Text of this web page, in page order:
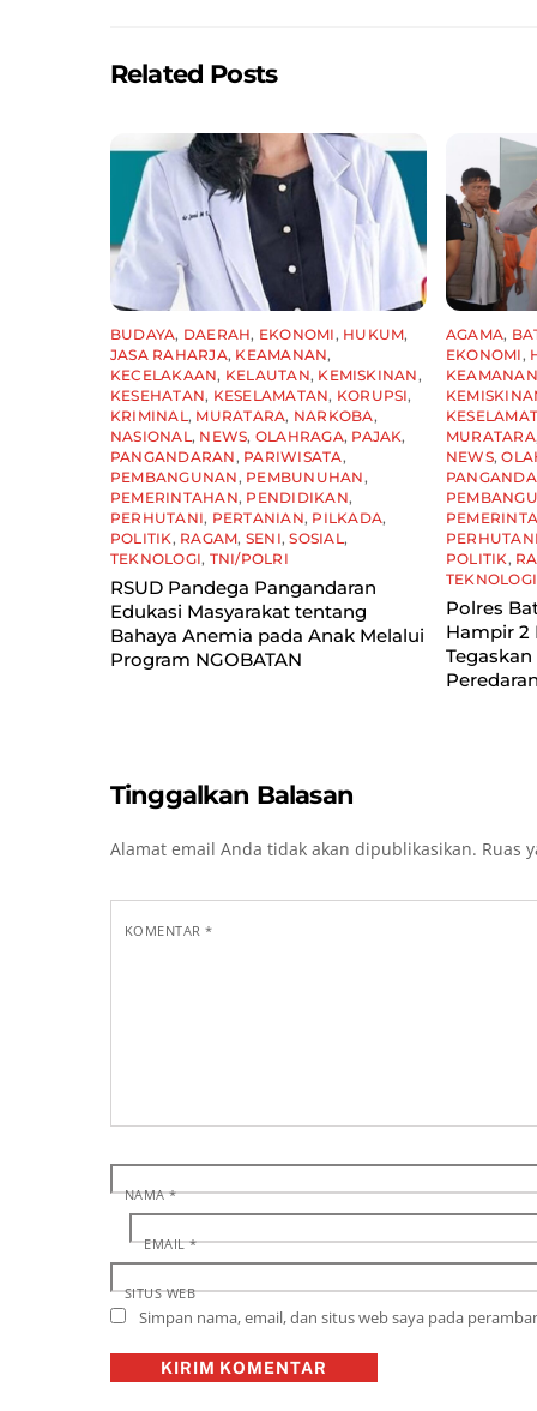
k
Related Posts
BUDAYA, DAERAH, EKONOMI, HUKUM,
JASA RAHARJA, KEAMANAN,
KECELAKAAN, KELAUTAN, KEMISKINAN,
KESEHATAN, KESELAMATAN, KORUPSI,
KRIMINAL, MURATARA, NARKOBA,
NASIONAL, NEWS, OLAHRAGA, PAJAK,
PANGANDARAN, PARIWISATA,
PEMBANGUNAN, PEMBUNUHAN,
PEMERINTAHAN, PENDIDIKAN,
PERHUTANI, PERTANIAN, PILKADA,
POLITIK, RAGAM, SENI,SOSIAL,
TEKNOLOGI, TNI/POLRI
RSUD Pandega Pangandaran
Edukasi Masyarakat tentang
Bahaya Anemia pada Anak Melalui
Program NGOBATAN
AGAMA,
EKONOMI,
KEAMANAN
MURATARA
NEWS,
POLITIK,
TEKNOLOGI
Polres
Hampir 2
Tinggalkan Balasan
Alamat email Anda tidak akan dipublikasikan. Ruas
KOMENTAR*
NAMA*
EMAIL*
SITUS WEB
Simpan nama, email, dan situs web saya pada